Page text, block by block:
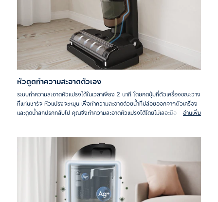
หัวดูดทำความสะอาดตัวเอง
ระบบทำความสะอาดหัวแปรงได้ในเวลาเพียง 2 นาที โดยกดปุ่มที่ตัวเครื่องขณะวาง
ที่แท่นชาร์จ หัวแปรงจะหมุน เพื่อทำความสะอาดด้วยน้ำที่ปล่อยออกจากตัวเครื่อง
และดูดน้ำสกปรกกลับไป คุณจึงทำความสะอาดหัวแปรงได้โดยไม่เลอะมือ
อ่านเพิ่ม